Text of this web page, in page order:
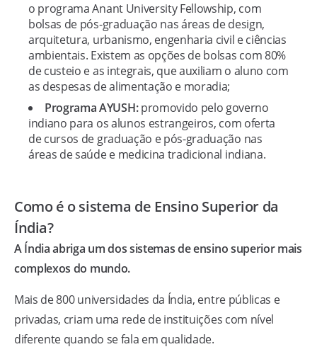
o programa Anant University Fellowship, com
bolsas de pós-graduação nas áreas de design,
arquitetura, urbanismo, engenharia civil e ciências
ambientais. Existem as opções de bolsas com 80%
de custeio e as integrais, que auxiliam o aluno com
as despesas de alimentação e moradia;
Programa AYUSH:promovido pelo governo
indiano para os alunos estrangeiros, com oferta
de cursos de graduação e pós-graduação nas
áreas de saúde e medicina tradicional indiana.
Como é o sistema de Ensino Superior da
Índia?
A Índia abriga um dos sistemas de ensino superior mais
complexos do mundo.
Mais de 800 universidades da Índia, entre públicas e
privadas, criam uma rede de instituições com nível
diferente quando se fala em qualidade.